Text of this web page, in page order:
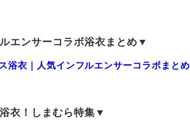
エンサーコラボ浴衣まとめ▼
浴衣｜人気インフルエンサーコラボまとめ
衣！しまむら特集▼